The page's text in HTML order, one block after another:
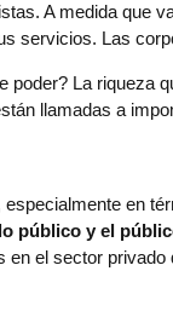
A medida que
servicios. Las
poder? La
llamadas a
en
público y el
en el sector